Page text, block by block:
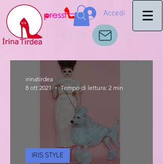
Accedi
IRIS STYLE
irinatirdea
8 ott 2021
Tempo di lettura: 2 min